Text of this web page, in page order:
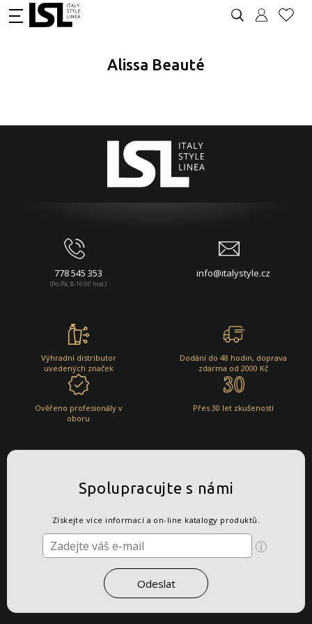
Alissa Beauté
778 545 353
(Po-Pá, 8-16:00 hod.)
info@italystyle.cz
Výhradní distributor
uvedených značek
Dodání do 48 hodin, doprava
zdarma od 2000 Kč
Ověřeno profesionály v
oboru
Přes 30 let zkušeností
Spolupracujte s námi
Získejte více informací a on-line katalogy produktů.